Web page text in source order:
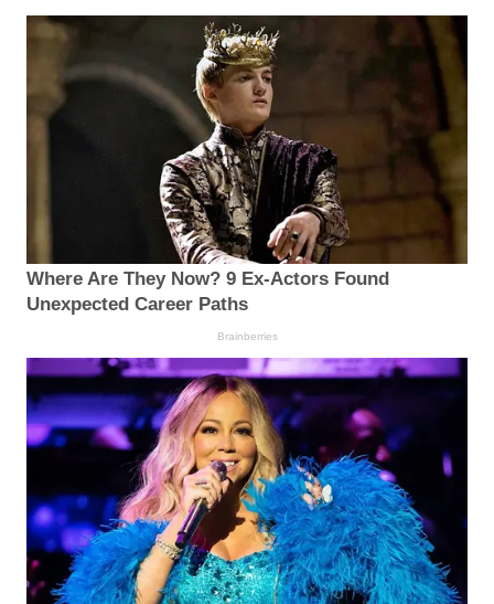
Where Are They Now? 9 Ex-Actors Found
Unexpected Career Paths
Brainberries